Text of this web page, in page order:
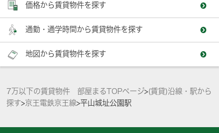
価格から賃貸物件を探す
通勤・通学時間から賃貸物件を探す
地図から賃貸物件を探す
7万以下の賃貸物件 部屋まるTOPページ>(賃貸)沿線・駅から
探す>京王電鉄京王線>平山城址公園駅